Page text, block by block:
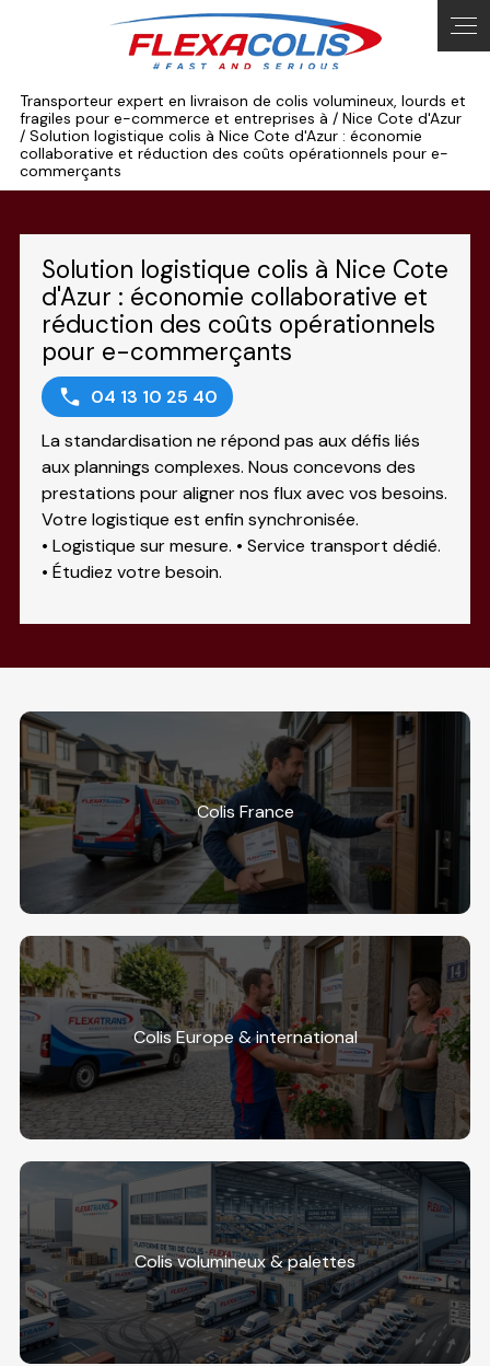
Transporteur expert en livraison de colis volumineux, lourds et
fragiles pour e-commerce et entreprises à / Nice Cote d'Azur
/ Solution logistique colis à Nice Cote d'Azur : économie
collaborative et réduction des coûts opérationnels pour e-
commerçants
Solution logistique colis à Nice Cote
d'Azur : économie collaborative et
réduction des coûts opérationnels
pour e-commerçants
04 13 10 25 40
La standardisation ne répond pas aux défis liés
aux plannings complexes. Nous concevons des
prestations pour aligner nos flux avec vos besoins.
Votre logistique est enfin synchronisée.
• Logistique sur mesure. • Service transport dédié.
• Étudiez votre besoin.
Colis France
Colis Europe & international
Colis volumineux & palettes
Panneau de gestion des cookies